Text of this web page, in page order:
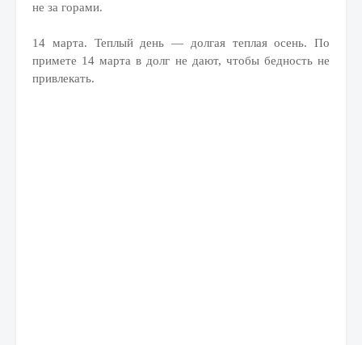
не за горами.
14 марта. Теплый день — долгая теплая осень. По
примете 14 марта в долг не дают, чтобы бедность не
привлекать.